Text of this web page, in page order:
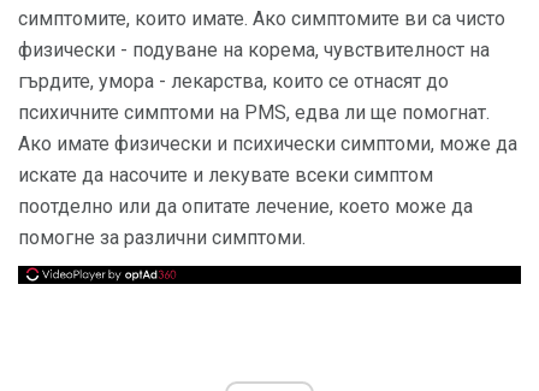
симптомите, които имате. Ако симптомите ви са чисто
физически - подуване на корема, чувствителност на
гърдите, умора - лекарства, които се отнасят до
психичните симптоми на PMS, едва ли ще помогнат.
Ако имате физически и психически симптоми, може да
искате да насочите и лекувате всеки симптом
поотделно или да опитате лечение, което може да
помогне за различни симптоми.